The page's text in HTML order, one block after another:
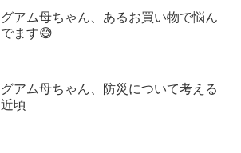
グアム母ちゃん、あるお買い物で悩ん
でます😅
グアム母ちゃん、防災について考える
近頃